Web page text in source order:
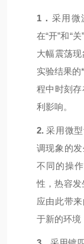
1． 采用微
在“开”和“
大幅震荡
实验结果
程中时刻
利影响。
2.采用微
调现象的
不同的操
性，热容
应由此带
于新的环境